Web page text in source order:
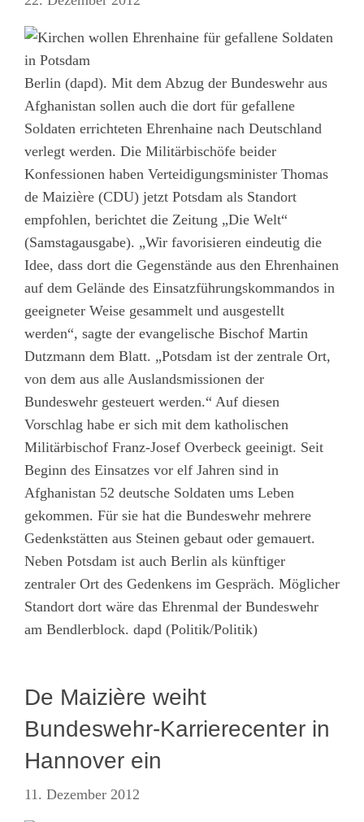
Berlin (dapd). Mit dem Abzug der Bundeswehr aus
Afghanistan sollen auch die dort für gefallene
Soldaten errichteten Ehrenhaine nach Deutschland
verlegt werden. Die Militärbischöfe beider
Konfessionen haben Verteidigungsminister Thomas
de Maizière (CDU) jetzt Potsdam als Standort
empfohlen, berichtet die Zeitung „Die Welt“
(Samstagausgabe). „Wir favorisieren eindeutig die
Idee, dass dort die Gegenstände aus den Ehrenhainen
auf dem Gelände des Einsatzführungskommandos in
geeigneter Weise gesammelt und ausgestellt
werden“, sagte der evangelische Bischof Martin
Dutzmann dem Blatt. „Potsdam ist der zentrale Ort,
von dem aus alle Auslandsmissionen der
Bundeswehr gesteuert werden.“ Auf diesen
Vorschlag habe er sich mit dem katholischen
Militärbischof Franz-Josef Overbeck geeinigt. Seit
Beginn des Einsatzes vor elf Jahren sind in
Afghanistan 52 deutsche Soldaten ums Leben
gekommen. Für sie hat die Bundeswehr mehrere
Gedenkstätten aus Steinen gebaut oder gemauert.
Neben Potsdam ist auch Berlin als künftiger
zentraler Ort des Gedenkens im Gespräch. Möglicher
Standort dort wäre das Ehrenmal der Bundeswehr
am Bendlerblock. dapd (Politik/Politik)
De Maizière weiht
Bundeswehr-Karrierecenter in
Hannover ein
11. Dezember 2012